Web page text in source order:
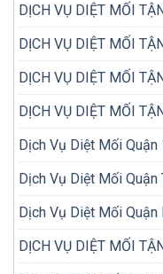
DỊCH VỤ DIỆT MỐI
DỊCH VỤ DIỆT MỐI
DỊCH VỤ DIỆT MỐI
DỊCH VỤ DIỆT MỐI
Dịch Vụ Diệt Mối Quận
Dịch Vụ Diệt Mối
Dịch Vụ Diệt Mối
DỊCH VỤ DIỆT MỐI